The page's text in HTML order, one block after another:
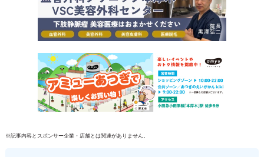
※記事内容とスポンサー企業・店舗とは関連がありません。